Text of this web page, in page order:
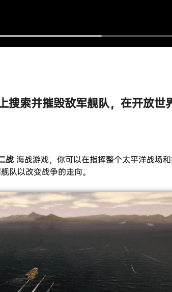
搜索并摧毁敌军舰队，在开放
战 海战游戏，你可以在指挥整个太平洋战场
队以改变战争的走向。